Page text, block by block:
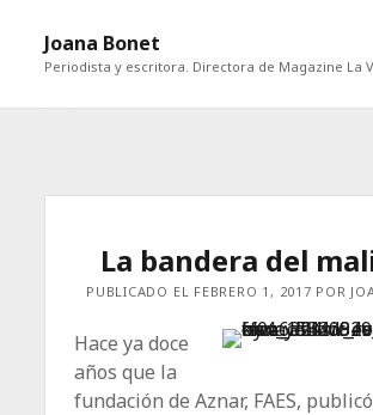
Joana Bonet
Periodista y escritora. Directora de Magazine La
La bandera del
PUBLICADO EL FEBRERO 1, 2017 POR
Hace ya doce
años que la
fundación de Aznar, FAES,